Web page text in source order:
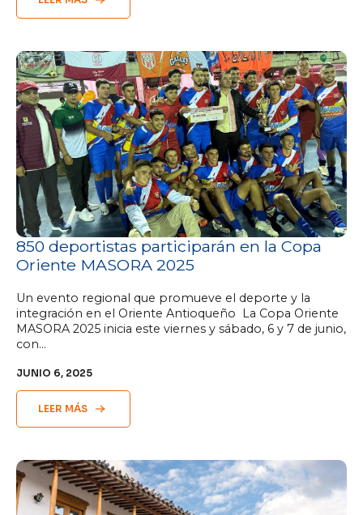
850 deportistas participarán en la Copa
Oriente MASORA 2025
JUNIO 6, 2025
Un evento regional que promueve el deporte y la
integración en el Oriente Antioqueño La Copa Oriente
MASORA 2025 inicia este viernes y sábado, 6 y 7 de junio,
con…
LEER MÁS